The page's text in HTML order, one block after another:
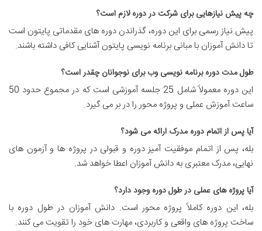
چه پیش نیازهایی برای شرکت در دوره لازم است؟
پیش نیاز رسمی برای این دوره، گذراندن دوره های مقدماتی پایتون است
تا دانش آموزان با مبانی برنامه نویسی پایتون آشنایی کافی داشته باشند.
طول مدت دوره برنامه نویسی وب برای نوجوانان چقدر است؟
این دوره معمولاً شامل 25 جلسه آموزشی است که در مجموع حدود 50
ساعت آموزش عملی و پروژه محور را در بر می گیرد.
آیا پس از اتمام دوره مدرک ارائه می شود؟
بله، پس از اتمام موفقیت آمیز دوره و قبولی در پروژه ها و آزمون های
نهایی، مدرک معتبری به دانش آموزان اعطا خواهد شد.
آیا پروژه های عملی در طول دوره وجود دارد؟
بله، این دوره کاملاً پروژه محور است. دانش آموزان در طول دوره با
ساخت پروژه های واقعی و کاربردی، مهارت های خود را تقویت می کنند.